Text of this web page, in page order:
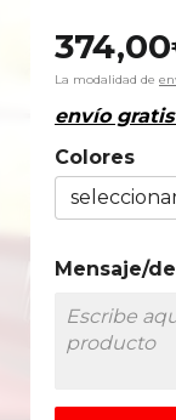
374,00
La modalidad de
envío
Colores
Mensaje/